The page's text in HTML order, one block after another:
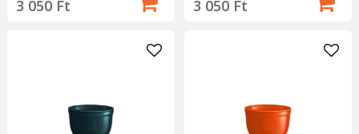
3 050 Ft 3 050 Ft